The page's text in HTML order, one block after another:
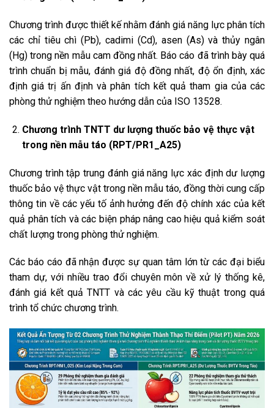
Chương trình được thiết kế nhằm đánh giá năng lực phân tích
các chỉ tiêu chì (Pb), cadimi (Cd), asen (As) và thủy ngân
(Hg) trong nền mẫu cam đồng nhất. Báo cáo đã trình bày quá
trình chuẩn bị mẫu, đánh giá độ đồng nhất, độ ổn định, xác
định giá trị ấn định và phân tích kết quả tham gia của các
phòng thử nghiệm theo hướng dẫn của ISO 13528.
Chương trình TNTT dư lượng thuốc bảo vệ thực vật
trong nền mẫu táo (RPT/PR1_A25)
Chương trình tập trung đánh giá năng lực xác định dư lượng
thuốc bảo vệ thực vật trong nền mẫu táo, đồng thời cung cấp
thông tin về các yếu tố ảnh hưởng đến độ chính xác của kết
quả phân tích và các biện pháp nâng cao hiệu quả kiểm soát
chất lượng trong phòng thử nghiệm.
Các báo cáo đã nhận được sự quan tâm lớn từ các đại biểu
tham dự, với nhiều trao đổi chuyên môn về xử lý thống kê,
đánh giá kết quả TNTT và các yêu cầu kỹ thuật trong quá
trình tổ chức chương trình.